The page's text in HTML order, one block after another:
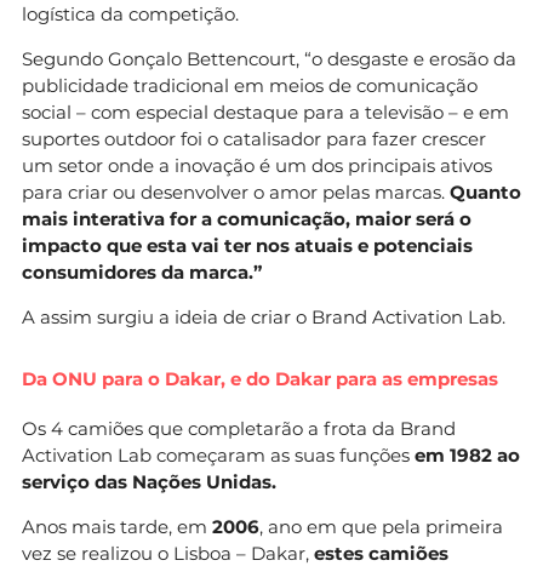
logística da competição.
Segundo Gonçalo Bettencourt, “o desgaste e erosão da
publicidade tradicional em meios de comunicação
social – com especial destaque para a televisão – e em
suportes outdoor foi o catalisador para fazer crescer
um setor onde a inovação é um dos principais ativos
para criar ou desenvolver o amor pelas marcas. Quanto
mais interativa for a comunicação, maior será o
impacto que esta vai ter nos atuais e potenciais
consumidores da marca.”
A assim surgiu a ideia de criar o Brand Activation Lab.
Da ONU para o Dakar, e do Dakar para as empresas
Os 4 camiões que completarão a frota da Brand
Activation Lab começaram as suas funções em 1982 ao
serviço das Nações Unidas.
Anos mais tarde, em 2006, ano em que pela primeira
vez se realizou o Lisboa – Dakar, estes camiões